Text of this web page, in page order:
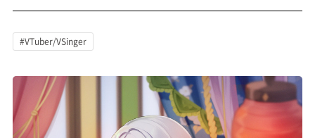
#Vtuberグループ
会社概要
記事リクエスト
ログイン
#VTuber/VSinger